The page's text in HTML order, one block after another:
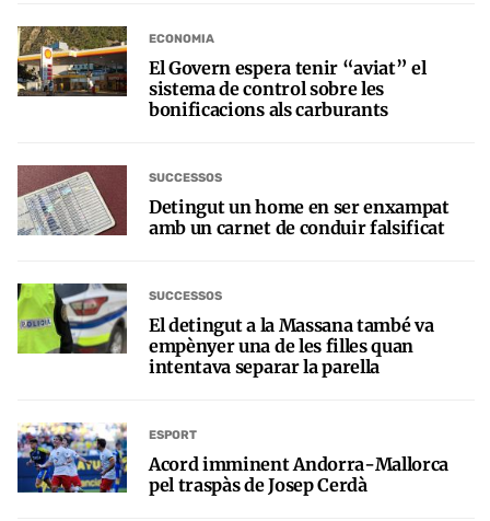
ECONOMIA
El Govern espera tenir “aviat” el
sistema de control sobre les
bonificacions als carburants
SUCCESSOS
Detingut un home en ser enxampat
amb un carnet de conduir falsificat
SUCCESSOS
El detingut a la Massana també va
empènyer una de les filles quan
intentava separar la parella
ESPORT
Acord imminent Andorra-Mallorca
pel traspàs de Josep Cerdà